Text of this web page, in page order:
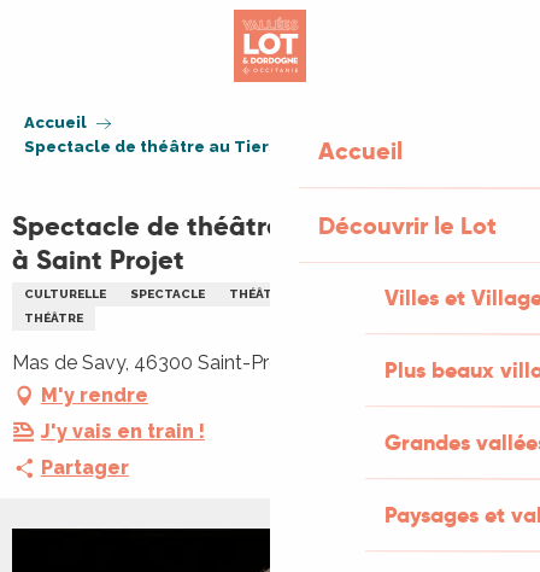
Accueil
Découvrir le Lot
Villes et
Plus beaux
Grandes
Paysages et
Accueil
Spectacle de théâtre au Tiers lieu Savy à Saint Projet
Spectacle de théâtre au Tiers lieu Savy
à Saint Projet
CULTURELLE SPECTACLE THÉÂTRE
POÉSIE
THÉÂTRE
Mas de Savy, 46300 Saint-Projet
M'y rendre
J'y vais en train !
Partager